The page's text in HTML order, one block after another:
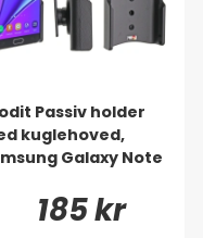
Passiv holder
kuglehoved,
Galaxy Note
185 kr